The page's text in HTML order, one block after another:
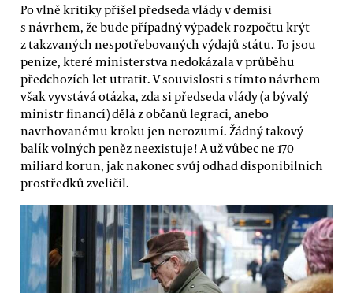
Po vlně kritiky přišel předseda vlády v demisi
s návrhem, že bude případný výpadek rozpočtu krýt
z takzvaných nespotřebovaných výdajů státu. To jsou
peníze, které ministerstva nedokázala v průběhu
předchozích let utratit. V souvislosti s tímto návrhem
však vyvstává otázka, zda si předseda vlády (a bývalý
ministr financí) dělá z občanů legraci, anebo
navrhovanému kroku jen nerozumí. Žádný takový
balík volných peněz neexistuje! A už vůbec ne 170
miliard korun, jak nakonec svůj odhad disponibilních
prostředků zveličil.